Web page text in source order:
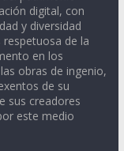
digital, con
y diversidad
respetuosa de la
en los
obras de ingenio,
de su
sus creadores
este medio